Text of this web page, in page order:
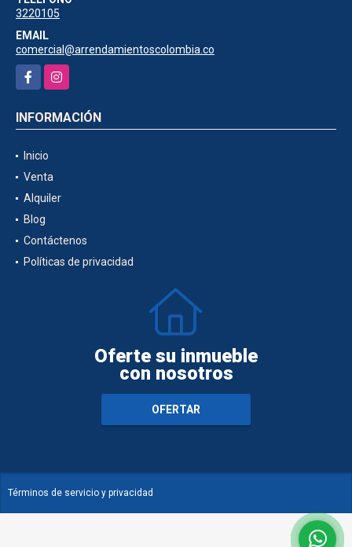
3220105
EMAIL
comercial@arrendamientoscolombia.co
FacebookInstagram
INFORMACIÓN
Inicio
Venta
Alquiler
Blog
Contáctenos
Políticas de privacidad
Oferte su inmueble
con nosotros
OFERTAR
Términos de servicio y privacidad